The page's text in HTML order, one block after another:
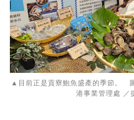
▲目前正是貢寮鮑魚盛產的季節。
港事業管理處 ／